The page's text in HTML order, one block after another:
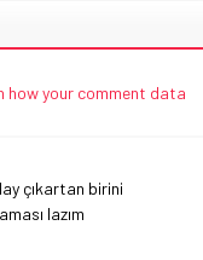
how your comment data
çıkartan birini
lazım